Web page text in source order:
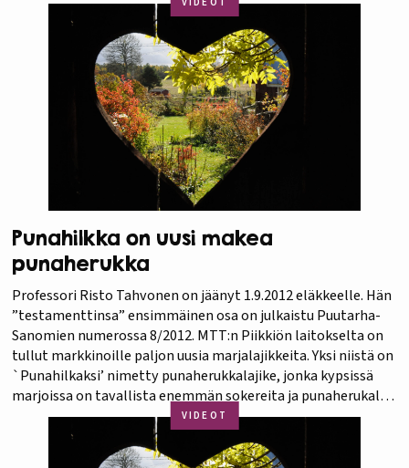
Risto Tahvosen ”testamentista” Puutarha-Sanomat -
lehdestä. Voit tilata lehden 54 euron edulliseen…
Punahilkka on uusi makea
punaherukka
Professori Risto Tahvonen on jäänyt 1.9.2012 eläkkeelle. Hän
”testamenttinsa” ensimmäinen osa on julkaistu Puutarha-
Sanomien numerossa 8/2012. MTT:n Piikkiön laitokselta on
tullut markkinoille paljon uusia marjalajikkeita. Yksi niistä on
`Punahilkaksi’ nimetty punaherukkalajike, jonka kypsissä
marjoissa on tavallista enemmän sokereita ja punaherukalle
tyypillinen karvaus puuttuu. Lue lisää professori Risto
Tahvosen ”testamentista” Puutarha-Sanomat -lehdestä.
Voit tilata lehden 54…
VIDEOT